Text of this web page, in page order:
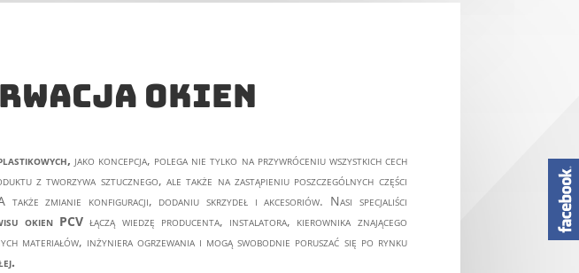
okien
jako koncepcja, polega nie tylko na przywróceniu wszystkich cech
z tworzywa sztucznego, ale także na zastąpieniu poszczególnych części
także zmianie konfiguracji, dodaniu skrzydeł i akcesoriów. Nasi specjaliści
okien PCV łączą wiedzę producenta, instalatora, kierownika znającego
materiałów, inżyniera ogrzewania i mogą swobodnie poruszać się po rynku